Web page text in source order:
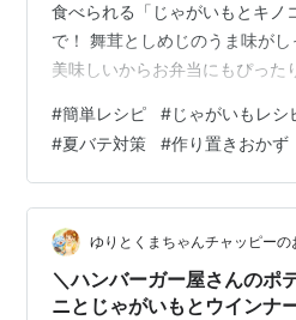
食べられる「じゃがいもとキノ
で！ 舞茸としめじのうま味が
美味しいからお弁当にもぴった
めじ…1/2パック 酢…大さじ1と
大さじ1 水…100ml すりおろし
さじ1 白ごま…お好みで 🍳 作
にして水にさらす。 舞茸とし
す。 鍋にごま油を熱し、じゃが
#簡単レシピ #じゃがいもレシ
#夏バテ対策 #作り置きおかず
ゆりとくまちゃんチャッピーの
＼ハンバーガー屋さんのポ
ニとじゃがいもとウインナ